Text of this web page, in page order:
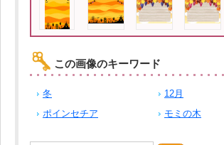
この画像のキーワード
冬 12月
ポインセチア
モミの木